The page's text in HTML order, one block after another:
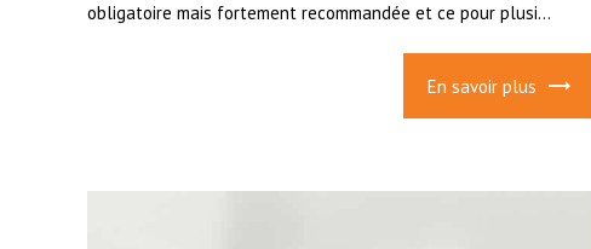
obligatoire mais fortement recommandée et ce pour plusi...
En savoir plus